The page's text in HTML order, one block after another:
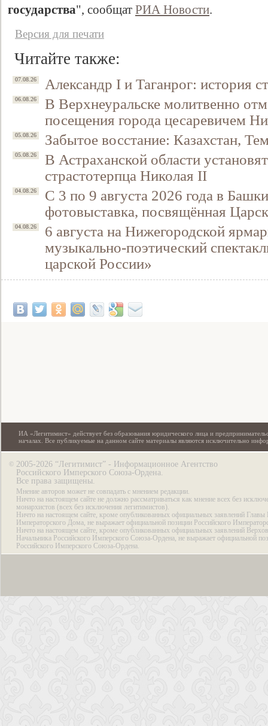
государства", сообщат РИА Новости.
Версия для печати
Читайте также:
07.08.26 Александр I и Таганрог: история
06.08.26
В Верхнеуральске молитвенно
посещения города цесаревичем
05.08.26 Забытое восстание: Казахстан,
05.08.26
В Астраханской области
страстотерпца Николая II
04.08.26
С 3 по 9 августа 2026 года в
фотовыставка, посвящённая
04.08.26
6 августа на Нижегородской
музыкально-поэтический
царской России»
ИА «Легитимист» действует без образования юридического лица и
началах. Все публикуемые на данном сайте материалы являются исключительно
© 2005-2026 “Легитимист” - Информационное Агентство
Российского Имперского Союза-Ордена.
Все права защищены.
Мнение авторов может не совпадать с мнением редакции.
Ничто на настоящем сайте не должно рассматриваться как мнение всех без
монархистов (всех без исключения легитимистов).
Ничто на настоящем сайте, кроме опубликованных официальных заявлений Главы
Императорского Дома, не выражает официальной позиции Российского
Ничто на настоящем сайте, кроме опубликованных официальных заявлений
Начальника Российского Имперского Союза-Ордена, не выражает официальной
Российского Имперского Союза-Ордена.